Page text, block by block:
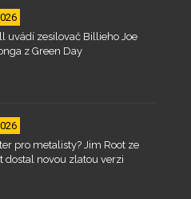
uvádí zesilovač Billieho Joe
z Green Day
pro metalisty? Jim Root ze
dostal novou zlatou verzi